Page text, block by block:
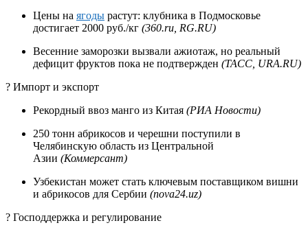
Цены на ягоды растут: клубника в Подмосковье
достигает 2000 руб./кг (360.ru, RG.RU)
Весенние заморозки вызвали ажиотаж, но реальный
дефицит фруктов пока не подтвержден (ТАСС, URA.RU)
? Импорт и экспорт
Рекордный ввоз манго из Китая (РИА Новости)
250 тонн абрикосов и черешни поступили в
Челябинскую область из Центральной
Азии (Коммерсант)
Узбекистан может стать ключевым поставщиком вишни
и абрикосов для Сербии (nova24.uz)
? Господдержка и регулирование